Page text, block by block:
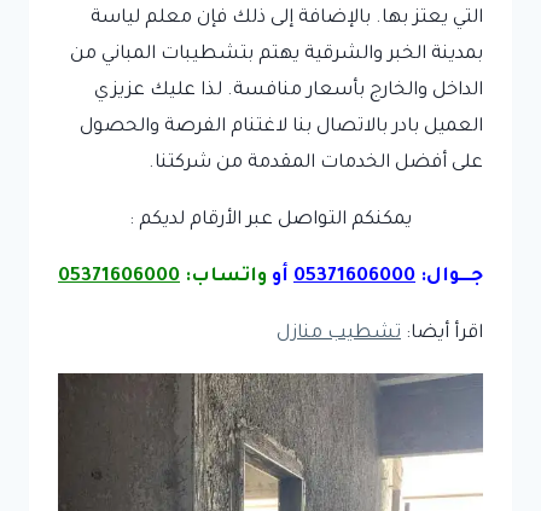
التي يعتز بها. بالإضافة إلى ذلك فإن معلم لياسة
بمدينة الخبر والشرقية يهتم بتشطيبات المباني من
الداخل والخارج بأسعار منافسة. لذا عليك عزيزي
العميل بادر بالاتصال بنا لاغتنام الفرصة والحصول
على أفضل الخدمات المقدمة من شركتنا.
يمكنكم التواصل عبر الأرقام لديكم :
جـــوال: 05371606000 أو واتساب: 05371606000
اقرأ أيضا: تشطيب منازل